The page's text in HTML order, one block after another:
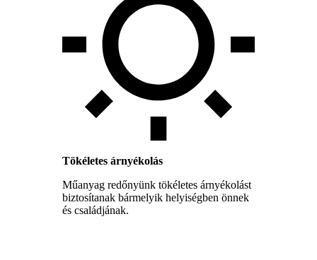
Tökéletes árnyékolás
Műanyag redőnyünk tökéletes árnyékolást
biztosítanak bármelyik helyiségben önnek
és családjának.